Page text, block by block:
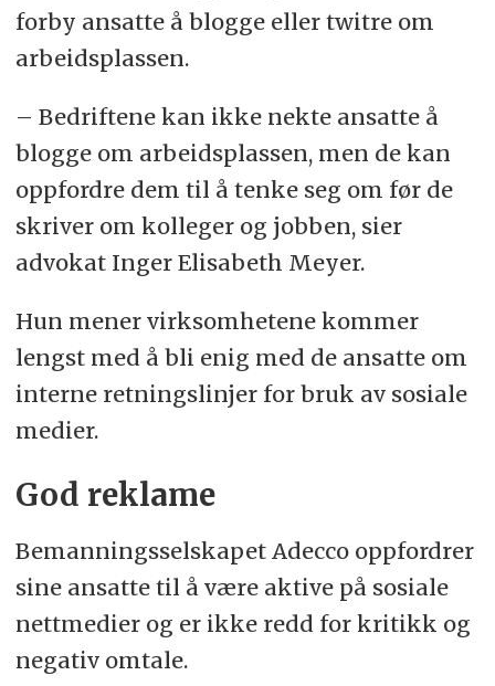
forby ansatte å blogge eller twitre om
arbeidsplassen.
– Bedriftene kan ikke nekte ansatte å
blogge om arbeidsplassen, men de kan
oppfordre dem til å tenke seg om før de
skriver om kolleger og jobben, sier
advokat Inger Elisabeth Meyer.
Hun mener virksomhetene kommer
lengst med å bli enig med de ansatte om
interne retningslinjer for bruk av sosiale
medier.
God reklame
Bemanningsselskapet Adecco oppfordrer
sine ansatte til å være aktive på sosiale
nettmedier og er ikke redd for kritikk og
negativ omtale.